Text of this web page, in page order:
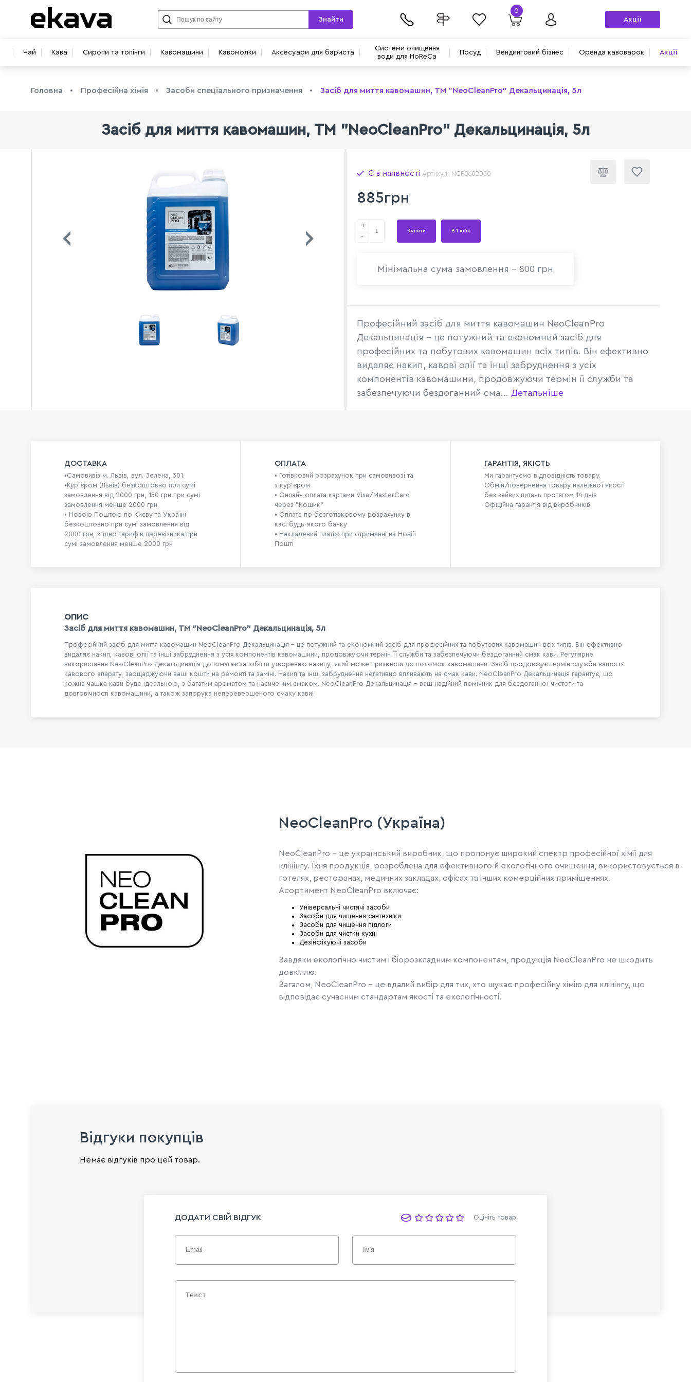
Чай Кава Сиропи та топінги Кавомашини Кавомолки Аксесуари для бариста
Системи очищення
води для HoReCa
Посуд Вендинговий бізнес Оренда кавоварок Акції
Знайти
0
Акції
Головна Професійна хімія Засоби спеціального призначення Засіб для миття кавомашин, ТМ "NeoCleanPro" Декальцинація, 5л
Засіб для миття кавомашин, ТМ "NeoCleanPro" Декальцинація, 5л
Є в наявності Артикул: NCP0602050
885грн
+
-
Купити В 1 клік
Мінімальна сума замовлення - 800 грн
Професійний засіб для миття кавомашин NeoCleanPro
Декальцинація - це потужний та економний засіб для
професійних та побутових кавомашин всіх типів. Він ефективно
видаляє накип, кавові олії та інші забруднення з усіх
компонентів кавомашини, продовжуючи термін її служби та
забезпечуючи бездоганний сма... Детальніше
ДОСТАВКА
•Самовивіз м. Львів, вул. Зелена, 301.
•Кур'єром (Львів) безкоштовно при сумі
замовлення від 2000 грн, 150 грн при сумі
замовлення менше 2000 грн.
• Новою Поштою по Києву та Україні
безкоштовно при сумі замовлення від
2000 грн, згідно тарифів перевізника при
сумі замовлення менше 2000 грн
ОПЛАТА
• Готівковий розрахунок при самовивозі та
з кур’єром
• Онлайн оплата картами Visa/MasterCard
через "Кошик"
• Оплата по безготівковому розрахунку в
касі будь-якого банку
• Накладений платіж при отриманні на Новій
Пошті
ГАРАНТІЯ, ЯКІСТЬ
Ми гарантуємо відповідність товару.
Обмін/повернення товару належної якості
без зайвих питань протягом 14 днів
Офіційна гарантія від виробників
ОПИС
Засіб для миття кавомашин, ТМ "NeoCleanPro" Декальцинація, 5л
Професійний засіб для миття кавомашин NeoCleanPro Декальцинація - це потужний та економний засіб для професійних та побутових кавомашин всіх типів. Він ефективно
видаляє накип, кавові олії та інші забруднення з усіх компонентів кавомашини, продовжуючи термін її служби та забезпечуючи бездоганний смак кави. Регулярне
використання NeoCleanPro Декальцинація допомагає запобігти утворенню накипу, який може призвести до поломок кавомашини. Засіб продовжує термін служби вашого
кавового апарату, заощаджуючи ваші кошти на ремонті та заміні. Накип та інші забруднення негативно впливають на смак кави. NeoCleanPro Декальцинація гарантує, що
кожна чашка кави буде ідеальною, з багатим ароматом та насиченим смаком. NeoCleanPro Декальцинація - ваш надійний помічник для бездоганної чистоти та
довговічності кавомашини, а також запорука неперевершеного смаку кави!
NeoCleanPro (Україна)
NeoCleanPro - це український виробник, що пропонує широкий спектр професійної хімії для
клінінгу. Їхня продукція, розроблена для ефективного й екологічного очищення, використовується в
готелях, ресторанах, медичних закладах, офісах та інших комерційних приміщеннях.
Асортимент NeoCleanPro включає:
Універсальні чистячі засоби
Засоби для чищення сантехніки
Засоби для чищення підлоги
Засоби для чистки кухні
Дезінфікуючі засоби
Завдяки екологічно чистим і біорозкладним компонентам, продукція NeoCleanPro не шкодить
довкіллю.
Загалом, NeoCleanPro - це вдалий вибір для тих, хто шукає професійну хімію для клінінгу, що
відповідає сучасним стандартам якості та екологічності.
Відгуки покупців
Немає відгуків про цей товар.
ДОДАТИ СВІЙ ВІДГУК Оцініть товар